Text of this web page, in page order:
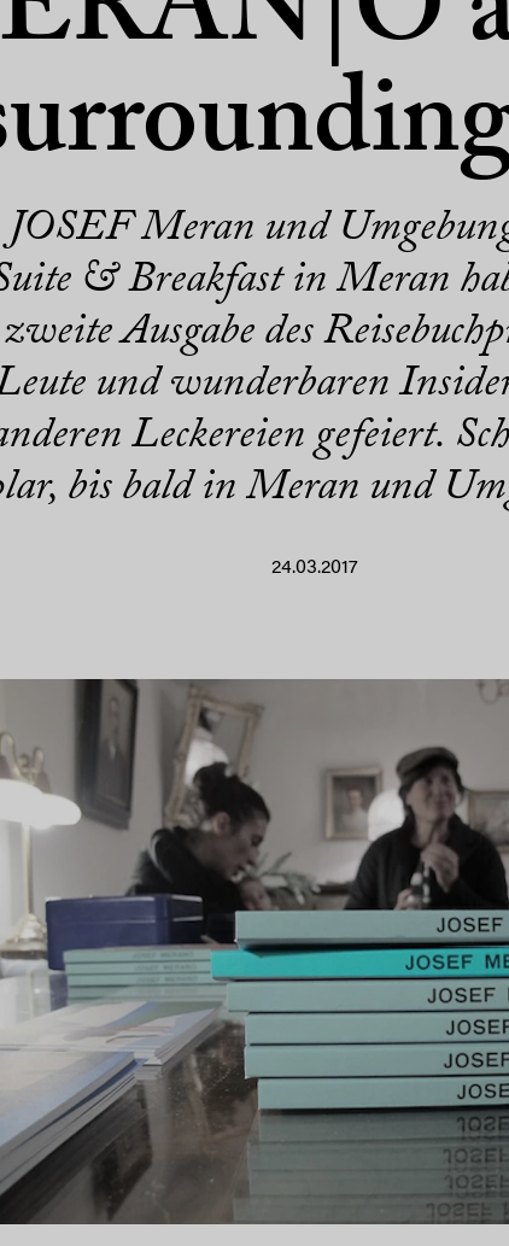
JOSEF Meran und
& Breakfast in Meran
Ausgabe des
und wunderbaren
Leckereien gefeiert.
bis bald in Meran und
24.03.2017